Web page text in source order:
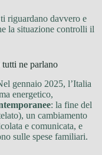
riguardano davvero e
la situazione controlli il
ne parlano
gennaio 2025, l’Italia
energetico,
: la fine del
un cambiamento
e comunicata, e
sulle spese familiari.